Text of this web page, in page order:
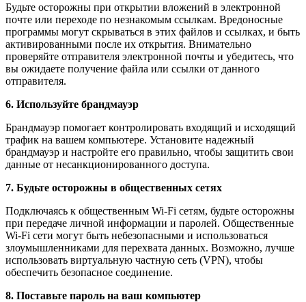
Будьте осторожны при открытии вложений в электронной
почте или переходе по незнакомым ссылкам. Вредоносные
программы могут скрываться в этих файлов и ссылках, и быть
активированными после их открытия. Внимательно
проверяйте отправителя электронной почты и убедитесь, что
вы ожидаете получение файла или ссылки от данного
отправителя.
6. Используйте брандмауэр
Брандмауэр помогает контролировать входящий и исходящий
трафик на вашем компьютере. Установите надежный
брандмауэр и настройте его правильно, чтобы защитить свои
данные от несанкционированного доступа.
7. Будьте осторожны в общественных сетях
Подключаясь к общественным Wi-Fi сетям, будьте осторожны
при передаче личной информации и паролей. Общественные
Wi-Fi сети могут быть небезопасными и использоваться
злоумышленниками для перехвата данных. Возможно, лучше
использовать виртуальную частную сеть (VPN), чтобы
обеспечить безопасное соединение.
8. Поставьте пароль на ваш компьютер